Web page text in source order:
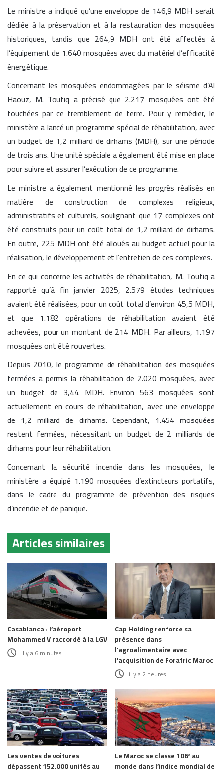
Le ministre a indiqué qu’une enveloppe de 146,9 MDH serait
dédiée à la préservation et à la restauration des mosquées
historiques, tandis que 264,9 MDH ont été affectés à
l’équipement de 1.640 mosquées avec du matériel d’efficacité
énergétique.
Concernant les mosquées endommagées par le séisme d’Al
Haouz, M. Toufiq a précisé que 2.217 mosquées ont été
touchées par ce tremblement de terre. Pour y remédier, le
ministère a lancé un programme spécial de réhabilitation, avec
un budget de 1,2 milliard de dirhams (MDH), sur une période
de trois ans. Une unité spéciale a également été mise en place
pour suivre et assurer l’exécution de ce programme.
Le ministre a également mentionné les progrès réalisés en
matière de construction de complexes religieux,
administratifs et culturels, soulignant que 17 complexes ont
été construits pour un coût total de 1,2 milliard de dirhams.
En outre, 225 MDH ont été alloués au budget actuel pour la
réalisation, le développement et l’entretien de ces complexes.
En ce qui concerne les activités de réhabilitation, M. Toufiq a
rapporté qu’à fin janvier 2025, 2.579 études techniques
avaient été réalisées, pour un coût total d’environ 45,5 MDH,
et que 1.182 opérations de réhabilitation avaient été
achevées, pour un montant de 214 MDH. Par ailleurs, 1.197
mosquées ont été rouvertes.
Depuis 2010, le programme de réhabilitation des mosquées
fermées a permis la réhabilitation de 2.020 mosquées, avec
un budget de 3,44 MDH. Environ 563 mosquées sont
actuellement en cours de réhabilitation, avec une enveloppe
de 1,2 milliard de dirhams. Cependant, 1.454 mosquées
restent fermées, nécessitant un budget de 2 milliards de
dirhams pour leur réhabilitation.
Concernant la sécurité incendie dans les mosquées, le
ministère a équipé 1.190 mosquées d’extincteurs portatifs,
dans le cadre du programme de prévention des risques
d’incendie et de panique.
Articles similaires
Casablanca : l’aéroport
Mohammed V raccordé à la LGV
il y a 6 minutes
Cap Holding renforce sa
présence dans
l’agroalimentaire avec
l’acquisition de Forafric Maroc
il y a 2 heures
Les ventes de voitures
dépassent 152.000 unités au
Le Maroc se classe 106ᵉ au
monde dans l’indice mondial de